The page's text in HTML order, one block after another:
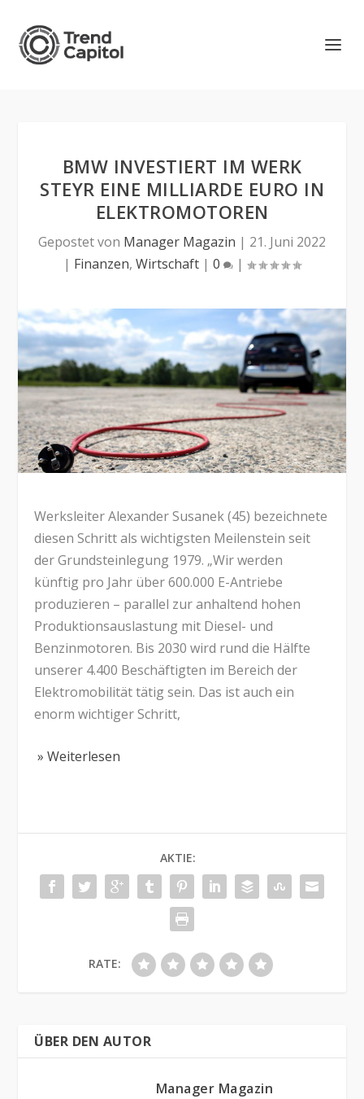
BMW INVESTIERT IM WERK
STEYR EINE MILLIARDE EURO IN
ELEKTROMOTOREN
Gepostet von Manager Magazin | 21. Juni 2022
| Finanzen, Wirtschaft | 0 |
Werksleiter Alexander Susanek (45) bezeichnete
diesen Schritt als wichtigsten Meilenstein seit
der Grundsteinlegung 1979. „Wir werden
künftig pro Jahr über 600.000 E-Antriebe
produzieren – parallel zur anhaltend hohen
Produktionsauslastung mit Diesel- und
Benzinmotoren. Bis 2030 wird rund die Hälfte
unserer 4.400 Beschäftigten im Bereich der
Elektromobilität tätig sein. Das ist auch ein
enorm wichtiger Schritt,
» Weiterlesen
AKTIE:
RATE:
ÜBER DEN AUTOR
Manager Magazin